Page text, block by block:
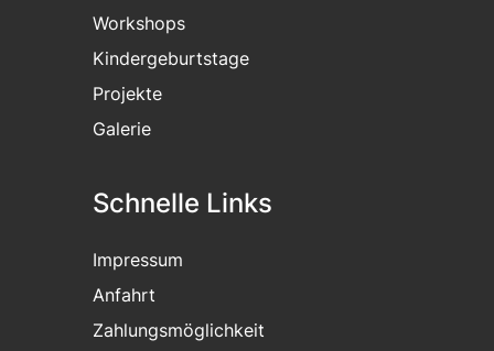
Workshops
Kindergeburtstage
Projekte
Galerie
Schnelle Links
Impressum
Anfahrt
Zahlungsmöglichkeit